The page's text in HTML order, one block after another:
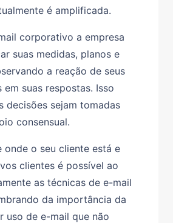
é amplificada.
corporativo a empresa
suas medidas, planos e
a reação de seus
suas respostas. Isso
decisões sejam tomadas
consensual.
onde o seu cliente está e
clientes é possível ao
as técnicas de e-mail
da importância da
uso de e-mail que não